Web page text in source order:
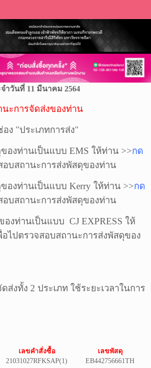
ำวันที่ 11 มีนาคม 2564
นะการจัดส่งของท่าน
ง "ประเภทการส่ง"
องท่านเป็นแบบ EMS ให้ท่าน >>กด
อบสถานะการส่งพัสดุของท่าน
ของท่านเป็นแบบ Kerry ให้ท่าน >>กด
อบสถานะการส่งพัสดุของท่าน
องท่านเป็นแบบCJ EXPRESS ให้
อไปตรวจสอบสถานะการส่งพัสดุของ
ส่งทั้ง 2 ประเภท ใช้ระยะเวลาในการ
เลขคำสั่งซื้อ
เลขพัสดุ
21031027RFKSAP(1)
EB442756661TH